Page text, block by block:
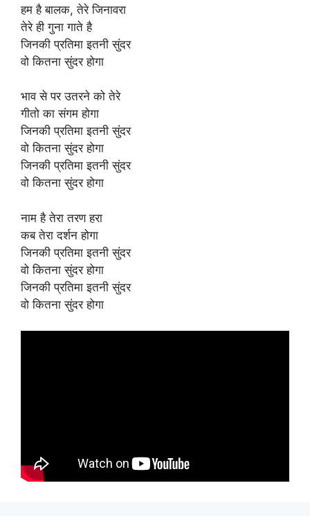
हम है बालक, तेरे जिनावरा
तेरे ही गुना गाते है
जिनकी प्रतिमा इतनी सुंदर
वो कितना सुंदर होगा
भाव से पर उतरने को तेरे
गीतो का संगम होगा
जिनकी प्रतिमा इतनी सुंदर
वो कितना सुंदर होगा
जिनकी प्रतिमा इतनी सुंदर
वो कितना सुंदर होगा
नाम है तेरा तरण हरा
कब तेरा दर्शन होगा
जिनकी प्रतिमा इतनी सुंदर
वो कितना सुंदर होगा
जिनकी प्रतिमा इतनी सुंदर
वो कितना सुंदर होगा